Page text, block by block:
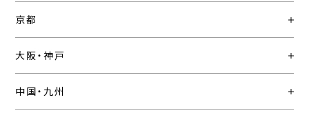
京都
大阪・神戸
中国・九州